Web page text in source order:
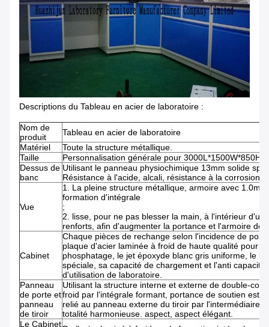
Descriptions du Tableau en acier de laboratoire :
Nom de
produit
Tableau en acier de laboratoire
Matériel
Toute la structure métallique.
Taille
Personnalisation générale pour 3000L*1500W*850H
Dessus de
banc
Utilisant le panneau physiochimique 13mm solide
Résistance à l'acide, alcali, résistance à la corrosion.
Vue
1. La pleine structure métallique, armoire avec
formation d'intégrale
2. lisse, pour ne pas blesser la main, à l'intérieur
renforts, afin d'augmenter la portance et l'armoire de
Cabinet
Chaque pièces de rechange selon l'incidence de
plaque d'acier laminée à froid de haute qualité pour
phosphatage, le jet époxyde blanc gris uniforme, le
spéciale, sa capacité de chargement et l'anti
d'utilisation de laboratoire.
Panneau
de porte et
panneau
de tiroir
Utilisant la structure interne et externe de double-
froid par l'intégrale formant, portance de soutien est
relié au panneau externe du tiroir par l'intermédiaire
totalité harmonieuse. aspect, aspect élégant.
Le Cabinet